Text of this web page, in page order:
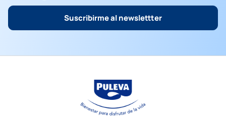
Suscribirme al newslettter